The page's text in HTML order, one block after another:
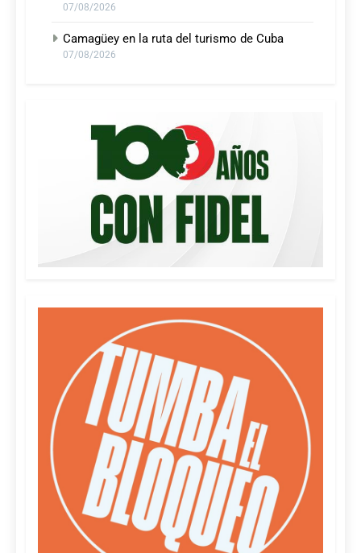
07/08/2026
Camagüey en la ruta del turismo de Cuba
07/08/2026